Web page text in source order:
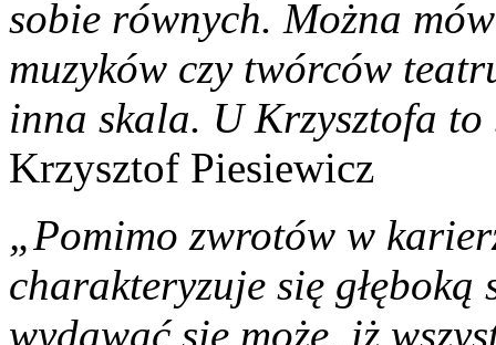
sobie równych. Można
muzyków czy twórców
inna skala. U Krzysztofa to
Krzysztof Piesiewicz
„Pomimo zwrotów w
charakteryzuje się
wydawać się może, iż